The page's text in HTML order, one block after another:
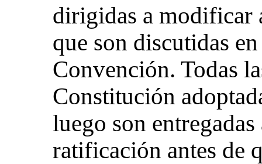
dirigidas a modificar
que son discutidas
Convención. Todas
Constitución
luego son
ratificación antes de